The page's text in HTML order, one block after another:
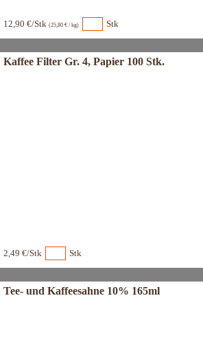
12,90 €/Stk (25,80 € / kg) Stk
Kaffee Filter Gr. 4, Papier 100 Stk.
2,49 €/Stk Stk
Tee- und Kaffeesahne 10% 165ml